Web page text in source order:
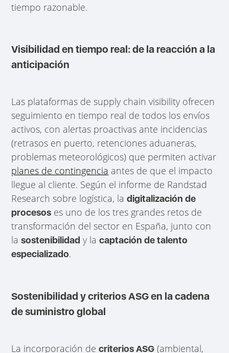
tiempo razonable.
Visibilidad en tiempo real: de la reacción a la
anticipación
Las plataformas de supply chain visibility ofrecen
seguimiento en tiempo real de todos los envíos
activos, con alertas proactivas ante incidencias
(retrasos en puerto, retenciones aduaneras,
problemas meteorológicos) que permiten activar
planes de contingencia antes de que el impacto
llegue al cliente. Según el informe de Randstad
Research sobre logística, ladigitalización de
procesos es uno de los tres grandes retos de
transformación del sector en España, junto con
lasostenibilidad y lacaptación de talento
especializado.
Sostenibilidad y criterios ASG en la cadena
de suministro global
La incorporación decriterios ASG (ambiental,